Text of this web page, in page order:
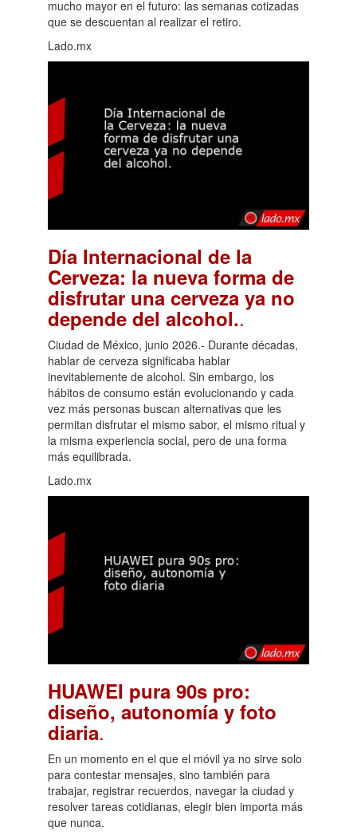
mucho mayor en el futuro: las semanas cotizadas
que se descuentan al realizar el retiro.
Lado.mx
Día Internacional de la
Cerveza: la nueva forma de
disfrutar una cerveza ya no
depende del alcohol..
Ciudad de México, junio 2026.- Durante décadas,
hablar de cerveza significaba hablar
inevitablemente de alcohol. Sin embargo, los
hábitos de consumo están evolucionando y cada
vez más personas buscan alternativas que les
permitan disfrutar el mismo sabor, el mismo ritual y
la misma experiencia social, pero de una forma
más equilibrada.
Lado.mx
HUAWEI pura 90s pro:
diseño, autonomía y foto
diaria.
En un momento en el que el móvil ya no sirve solo
para contestar mensajes, sino también para
trabajar, registrar recuerdos, navegar la ciudad y
resolver tareas cotidianas, elegir bien importa más
que nunca.